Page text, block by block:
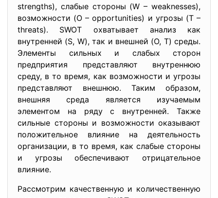
strengths), слабые стороны (W – weaknesses),
возможности (O – opportunities) и угрозы (T –
threats). SWOT охватывает анализ как
внутренней (S, W), так и внешней (O, T) среды.
Элементы сильных и слабых сторон
предприятия представляют внутреннюю
среду, в то время, как возможности и угрозы
представляют внешнюю. Таким образом,
внешняя среда является изучаемым
элементом на ряду с внутренней. Также
сильные стороны и возможности оказывают
положительное влияние на деятельность
организации, в то время, как слабые стороны
и угрозы обеспечивают отрицательное
влияние.
Рассмотрим качественную и количественную